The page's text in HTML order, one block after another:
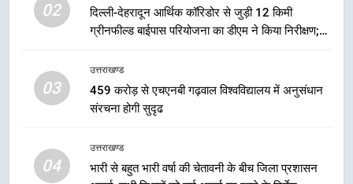
02
दिल्ली-देहरादून आर्थिक कॉरिडोर से जुड़ी 12 किमी
ग्रीनफील्ड बाईपास परियोजना का डीएम ने किया निरीक्षण;
सुरक्षा मानकों से कोई समझौता नहींः डीएम
03
उत्तराखण्ड
459 करोड़ से एचएनबी गढ़वाल विश्वविद्यालय में अनुसंधान
संरचना होगी सुदृढ
04
उत्तराखण्ड
भारी से बहुत भारी वर्षा की चेतावनी के बीच जिला प्रशासन
की हुई समीक्षा
उत्तराखण्ड
बैरागीवाला हत्याकांड के फरार चल रहे
अभियुक्त को दून पुलिस ने हरिद्वार से किया